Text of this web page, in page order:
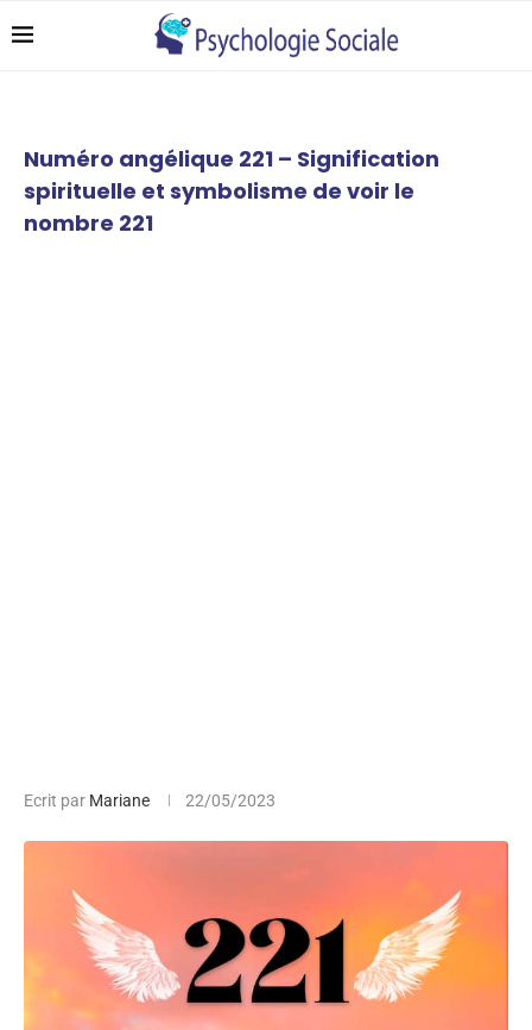
Numéro angélique 221 – Signification
spirituelle et symbolisme de voir le
nombre 221
Ecrit par Mariane 22/05/2023